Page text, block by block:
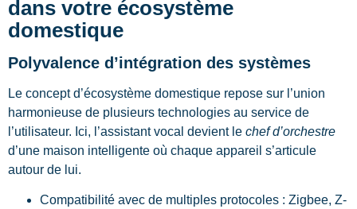
dans votre écosystème
domestique
Polyvalence d’intégration des systèmes
Le concept d’écosystème domestique repose sur l’union
harmonieuse de plusieurs technologies au service de
l’utilisateur. Ici, l’assistant vocal devient le chef d’orchestre
d’une maison intelligente où chaque appareil s’articule
autour de lui.
Compatibilité avec de multiples protocoles : Zigbee, Z-